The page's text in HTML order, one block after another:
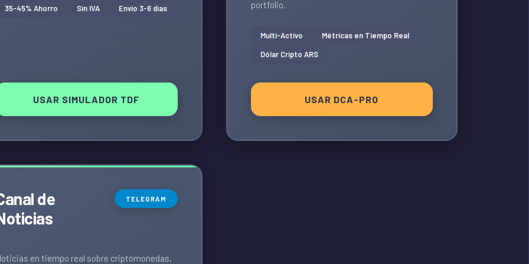
35-45% Ahorro Sin IVA Envío 3-6 días
USAR SIMULADOR TDF
portfolio.
Multi-Activo
Métricas en Tiempo Real
Dólar Cripto ARS
USAR DCA-PRO
de
TELEGRAM
en tiempo real sobre criptomonedas,